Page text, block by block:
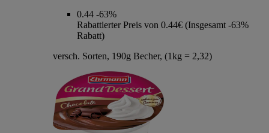
0.44 -63%
Rabattierter Preis von 0.44€ (Insgesamt -63%
Rabatt)
versch. Sorten, 190g Becher, (1kg = 2,32)